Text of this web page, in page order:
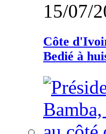
15/07/
Côte
Bedié à